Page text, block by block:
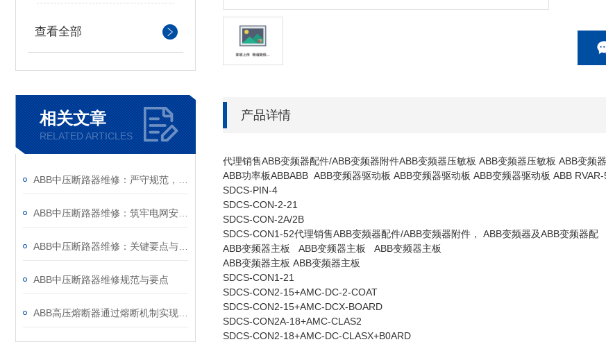
查看全部
相关文章
RELATED ARTICLES
ABB中压断路器维修规范与要点
产品详情
代理销售ABB变频器配件/ABB变频器附件ABB变频器压敏板 ABB变频器压敏板 ABB变
ABB功率板ABBABB ABB变频器驱动板 ABB变频器驱动板 ABB变频器驱动板 ABB
SDCS-PIN-4
SDCS-CON-2-21
SDCS-CON-2A/2B
SDCS-CON1-52代理销售ABB变频器配件/ABB变频器附件， ABB变频器及ABB变频器配
ABB变频器主板 ABB变频器主板 ABB变频器主板
ABB变频器主板 ABB变频器主板
SDCS-CON1-21
SDCS-CON2-15+AMC-DC-2-COAT
SDCS-CON2-15+AMC-DCX-BOARD
SDCS-CON2A-18+AMC-CLAS2
SDCS-CON2-18+AMC-DC-CLASX+B0ARD